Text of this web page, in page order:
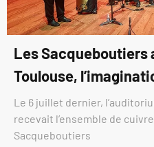
Les Sacqueboutiers
Toulouse,
Le 6 juillet dernier,
recevait l’ensemble de
Sacqueboutiers